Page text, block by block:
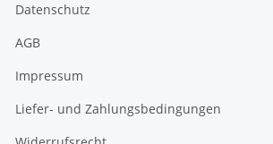
Datenschutz
AGB
Impressum
Liefer- und Zahlungsbedingungen